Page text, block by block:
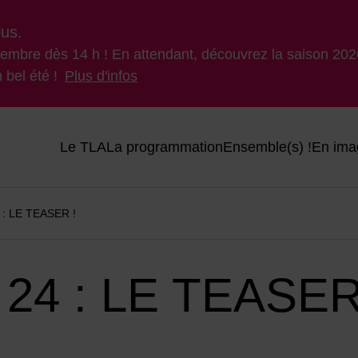
dès 14 h ! En attendant, découvrez la saison
bel été ! Plus d'infos
Le TLALa programmationEnsemble(s) !En
LE TEASER !
: LE